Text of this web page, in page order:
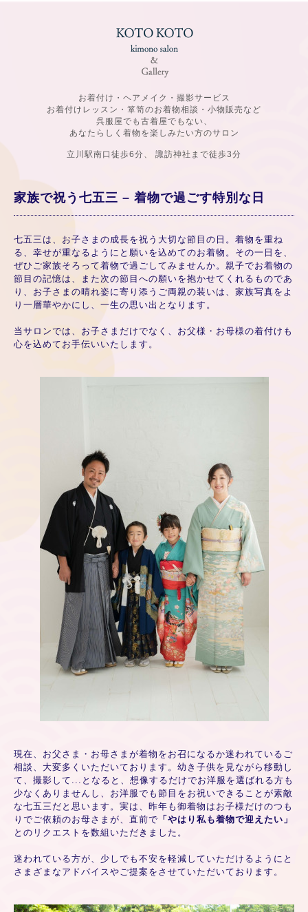
お着付け・ヘアメイク・撮影サービス
お着付けレッスン・箪笥のお着物相談・小物販売など
呉服屋でも古着屋でもない、
あなたらしく着物を楽しみたい方のサロン
立川駅南口徒歩6分、 諏訪神社まで徒歩3分
家族で祝う七五三 – 着物で過ごす特別な日
七五三は、お子さまの成長を祝う大切な節目の日。着物を重ね
る、幸せが重なるようにと願いを込めてのお着物。その一日を、
ぜひご家族そろって着物で過ごしてみませんか。親子でお着物の
節目の記憶は、また次の節目への願いを抱かせてくれるものであ
り、お子さまの晴れ姿に寄り添うご両親の装いは、家族写真をよ
り一層華やかにし、一生の思い出となります。
当サロンでは、お子さまだけでなく、お父様・お母様の着付けも
心を込めてお手伝いいたします。
現在、お父さま・お母さまが着物をお召になるか迷われているご
相談、大変多くいただいております。幼き子供を見ながら移動し
て、撮影して...となると、想像するだけでお洋服を選ばれる方も
少なくありませんし、お洋服でも節目をお祝いできることが素敵
な七五三だと思います。実は、昨年も御着物はお子様だけのつも
りでご依頼のお母さまが、直前で 「やはり私も着物で迎えたい」
とのリクエストを数組いただきました。
迷われている方が、少しでも不安を軽減していただけるようにと
さまざまなアドバイスやご提案をさせていただいております。